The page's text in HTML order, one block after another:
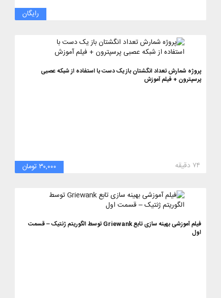
رایگان
پروژه شمارش تعداد انگشتان باز یک دست با استفاده از شبکه عصبی
پرسپترون + فیلم آموزش
۳۰,۰۰۰ تومان ۷۴ دقیقه
فیلم آموزشی بهینه سازی تابع Griewank توسط الگوریتم ژنتیک – قسمت
اول